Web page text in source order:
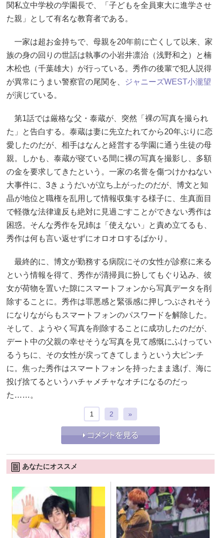
関私立中学校の学園長で、「子どもを全員東大に進学させ
た親」として有名な教育者である。
一家は超お金持ちで、母親を20年前に亡くして以来、家
族の身の回りの世話は執事の小岩井凛治（浅野和之）と楠
木松也（千葉雄大）が行っている。秀作の後輩で犯人説得
が異常にうまい警察官の尾関を、
ジャニーズWEST小瀧望
が演じている。
第1話では厳格な父・泰蔵が、突然「裸の写真を撮られ
た」と告白する。泰蔵は妻に先立たれてから20年ぶりに恋
愛したのだが、相手はなんと経営する学園に通う生徒の母
親。しかも、泰蔵が寝ている間に裸の写真を撮影し、多額
の金を要求してきたという。一家の名誉を傷つけかねない
大事件に、3きょうだいが立ち上がったのだが、博文と知
晶が地位と職権を乱用して情報収集する様子に、生真面目
で軽微な法律違反も絶対に見過ごすことができない秀作は
困惑。そんな秀作を兄姉は「使えない」と責め立てるも、
秀作は何も言い返せずにオロオロするばかり。
最終的に、博文が勤務する病院にその女性が診察に来る
という情報を得て、秀作が清掃員に扮してもぐり込み、彼
女が荷物を置いた隙にスマートフォンから写真データを削
除することに。秀作は罪悪感と緊張感に押しつぶされそう
になりながらもスマートフォンのパスワードを解除した。
そして、ようやく写真を削除することに成功したのだが、
デート中の父親の幸せそうな写真を見て感慨にふけってい
るうちに、その女性が戻ってきてしまうという大ピンチ
に。焦った秀作はスマートフォンを持ったまま逃げ、海に
投げ捨てるというハチャメチャなオチになるのだっ
た……。
1 2 »
あなたにオススメ